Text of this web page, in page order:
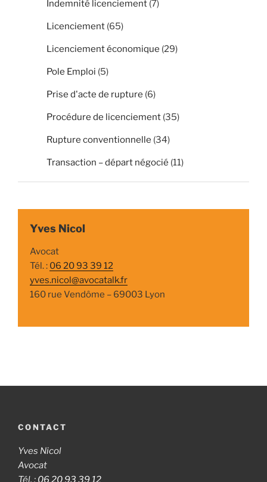
Indemnité licenciement (7)
Licenciement (65)
Licenciement économique (29)
Pole Emploi (5)
Prise d'acte de rupture (6)
Procédure de licenciement (35)
Rupture conventionnelle (34)
Transaction – départ négocié (11)
Yves Nicol
Avocat
Tél. : 06 20 93 39 12
yves.nicol@avocatalk.fr
160 rue Vendôme – 69003 Lyon
CONTACT
Yves Nicol
Avocat
Tél. : 06 20 93 39 12